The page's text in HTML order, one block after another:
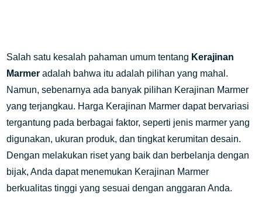
Salah satu kesalah pahaman umum tentang Kerajinan
Marmeradalah bahwa itu adalah pilihan yang mahal.
Namun, sebenarnya ada banyak pilihan Kerajinan Marmer
yang terjangkau. Harga Kerajinan Marmer dapat bervariasi
tergantung pada berbagai faktor, seperti jenis marmer yang
digunakan, ukuran produk, dan tingkat kerumitan desain.
Dengan melakukan riset yang baik dan berbelanja dengan
bijak, Anda dapat menemukan Kerajinan Marmer
berkualitas tinggi yang sesuai dengan anggaran Anda.